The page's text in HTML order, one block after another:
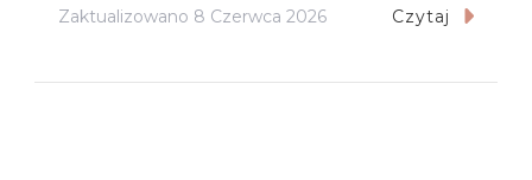
Zaktualizowano 8 Czerwca 2026 Czytaj